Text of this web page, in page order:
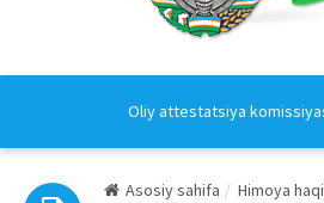
Oliy attestatsiya
Asosiy sahifa
Himoya